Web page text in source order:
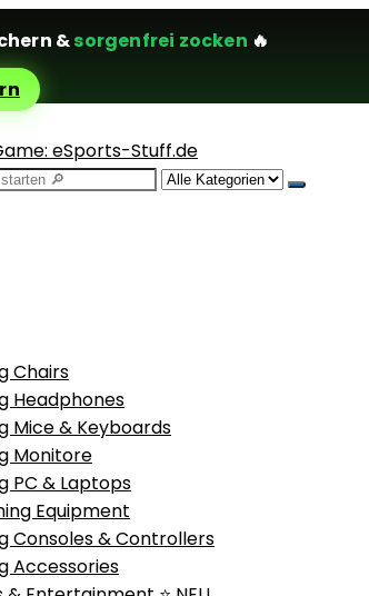
&sorgenfrei zocken 🔥
Chairs
Headphones
Mice & Keyboards
Monitore
PC & Laptops
Equipment
Consoles & Controllers
Accessories